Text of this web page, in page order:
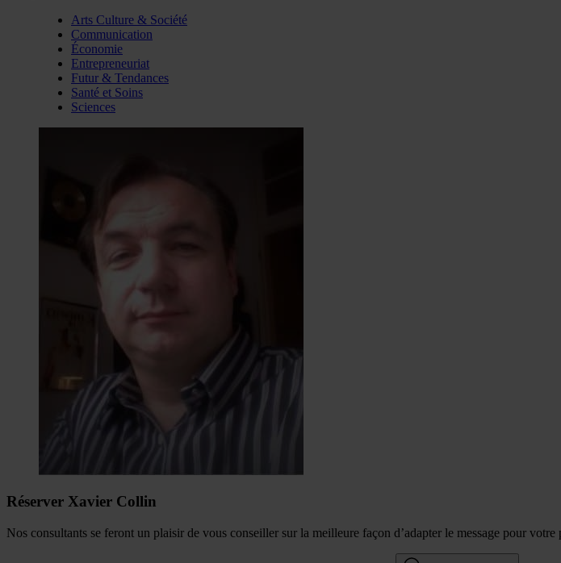
Arts Culture & Société
Communication
Économie
Entrepreneuriat
Futur & Tendances
Santé et Soins
Sciences
Réserver Xavier Collin
Nos consultants se feront un plaisir de vous conseiller sur la meilleure façon d’adapter le message pour